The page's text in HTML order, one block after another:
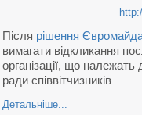
Після рішення
вимагати відкликання
організації, що належать
ради співвітчизників
Детальніше...